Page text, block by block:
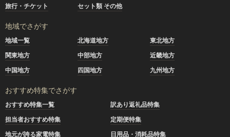
旅行・チケット
セット類 その他
地域でさがす
地域一覧 北海道地方
東北地方
関東地方
中部地方
近畿地方
中国地方
四国地方 九州地方
おすすめ特集でさがす
おすすめ特集一覧
訳あり返礼品特集
担当者おすすめ特集
定期便特集
地元が誇る家電特集
日用品・消耗品特集